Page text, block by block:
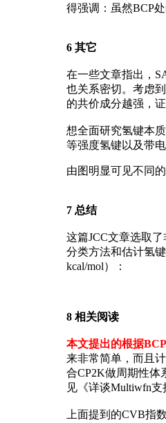
得强调：虽然BCP
6 其它
在一些文章指出，
也关系密切。考虑
的共价成分越强，
想全面研究氢键本
等强度氢键以及带
由图明显可见不同
7 总结
这篇JCC文章选取
分类方法和估计氢
kcal/mol）：
8 相关阅读
本文提出的根据
来非常简单，而且
合CP2K做周期性体
见《详谈Multiwfn
上面提到的CVB指